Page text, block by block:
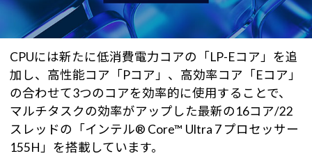
CPUには新たに低消費電力コアの「LP-Eコア」を追
加し、高性能コア「Pコア」、高効率コア「Eコア」
の合わせて3つのコアを効率的に使用することで、
マルチタスクの効率がアップした最新の16コア/22
スレッドの「インテル® Core™ Ultra 7 プロセッサー
155H」を搭載しています。